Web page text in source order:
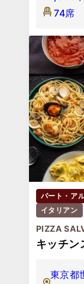
74席
パート・ア
イタリアン
PIZZA
キッチン
東京都